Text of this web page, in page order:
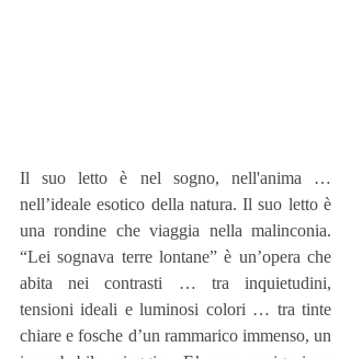
Il suo letto è nel sogno, nell'anima …
nell’ideale esotico della natura. Il suo letto è
una rondine che viaggia nella malinconia.
“Lei sognava terre lontane” è un’opera che
abita nei contrasti … tra inquietudini,
tensioni ideali e luminosi colori … tra tinte
chiare e fosche d’un rammarico immenso, un